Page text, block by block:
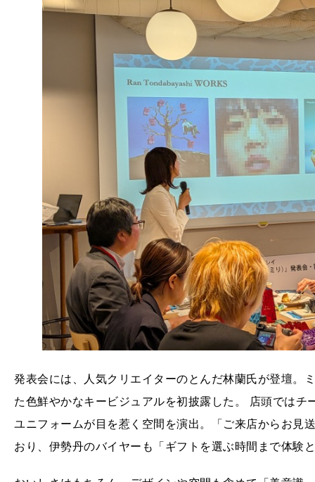
発表会には、人気クリエイターのとんだ林蘭氏が登壇。
た色鮮やかなキービジュアルを初披露した。 店頭では
ユニフォームが目を惹く空間を演出。「ご来店からお見
おり、伊勢丹のバイヤーも「ギフトを選ぶ時間まで体験